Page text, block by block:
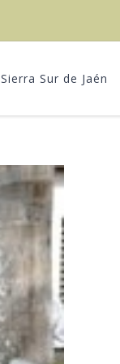
Sierra Sur de Jaén